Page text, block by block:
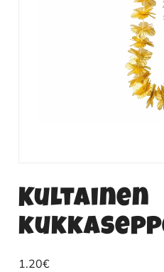
Kultainen
1.20€